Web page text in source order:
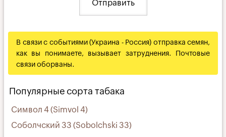
В связи с событиями (Украина - Россия) отправка семян,
как вы понимаете, вызывает затруднения. Почтовые
связи оборваны.
Популярные сорта табака
Символ 4 (Simvol 4)
Соболчский 33 (Sobolchski 33)